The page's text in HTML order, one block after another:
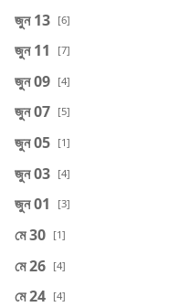
জুন 13 [6]
জুন 11 [7]
জুন 09 [4]
জুন 07 [5]
জুন 05 [1]
জুন 03 [4]
জুন 01 [3]
মে 30 [1]
মে 26 [4]
মে 24 [4]